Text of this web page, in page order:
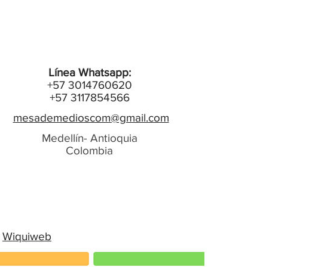
Línea Whatsapp:
+57 3014760620
+57 3117854566
mesademedioscom@gmail.com
Medellín- Antioquia
Colombia
Wiquiweb